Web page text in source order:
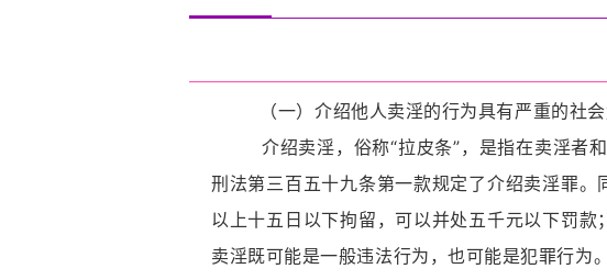
（一）介绍他人卖淫的行为具有严重的社会
介绍卖淫，俗称“拉皮条”，是指在卖淫者和
刑法第三百五十九条第一款规定了介绍卖淫罪
以上十五日以下拘留，可以并处五千元以下罚
卖淫既可能是一般违法行为，也可能是犯罪行为